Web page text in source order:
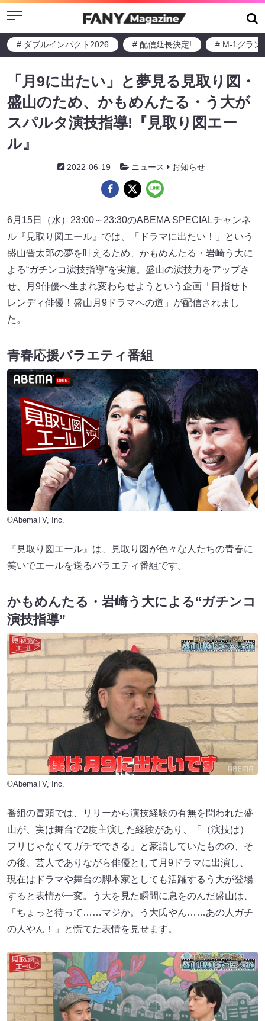
Menu
# ダブルインパクト2026 # 配信延長決定! # M-1グラン
「月9に出たい」と夢見る見取り図・
盛山のため、かもめんたる・う大が
スパルタ演技指導!『見取り図エー
ル』
2022-06-19 ニュース お知らせ
6月15日（水）23:00～23:30のABEMA SPECIALチャンネ
ル『見取り図エール』では、「ドラマに出たい！」という
盛山晋太郎の夢を叶えるため、かもめんたる・岩崎う大に
よる“ガチンコ演技指導”を実施。盛山の演技力をアップさ
せ、月9俳優へ生まれ変わらせようという企画「目指せト
レンディ俳優！盛山月9ドラマへの道」が配信されまし
た。
青春応援バラエティ番組
©AbemaTV, Inc.
『見取り図エール』は、見取り図が色々な人たちの青春に
笑いでエールを送るバラエティ番組です。
かもめんたる・岩崎う大による“ガチンコ
演技指導”
©AbemaTV, Inc.
番組の冒頭では、リリーから演技経験の有無を問われた盛
山が、実は舞台で2度主演した経験があり、「（演技は）
フリじゃなくてガチでできる」と豪語していたものの、そ
の後、芸人でありながら俳優として月9ドラマに出演し、
現在はドラマや舞台の脚本家としても活躍するう大が登場
すると表情が一変。う大を見た瞬間に息をのんだ盛山は、
「ちょっと待って……マジか。う大氏やん……あの人ガチ
の人やん！」と慌てた表情を見せます。